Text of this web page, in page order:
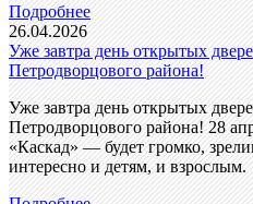
Подробнее
26.04.2026
Уже завтра день открытых
Петродворцового района!
Уже завтра день открытых
Петродворцового района! 28
«Каскад» — будет громко,
интересно и детям, и взрослым.